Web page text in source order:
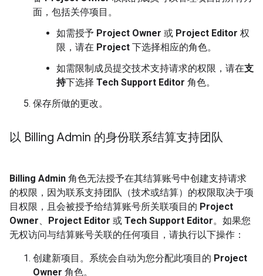
面，包括关停项目。
如需授予 Project Owner 或 Project Editor 权
限，请在 Project 下选择相应的角色。
如需限制成员提交技术支持请求的权限，请在支
持下选择 Tech Support Editor 角色。
保存所做的更改。
以 Billing Admin 的身份联系结算支持团队
Billing Admin 角色无法授予在其结算账号中创建支持请求
的权限，因为联系支持团队（技术或结算）的权限取决于项
目权限，且会被授予给结算账号所关联项目的 Project
Owner
Project Editor 或 Tech Support Editor。如果您
无权访问与结算账号关联的任何项目，请执行以下操作：
创建新项目。系统会自动为您分配此项目的 Project
Owner 角色。